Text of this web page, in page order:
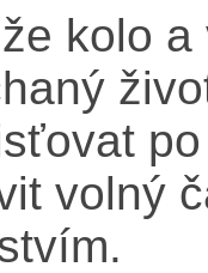
kolo
volný